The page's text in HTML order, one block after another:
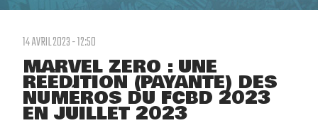
14 AVRIL 2023 - 12:50
MARVEL ZERO : UNE
RÉÉDITION (PAYANTE) DES
NUMÉROS DU FCBD 2023
EN JUILLET 2023